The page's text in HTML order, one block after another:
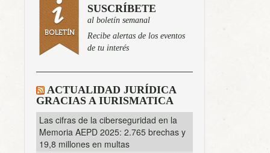
SUSCRÍBETE
al boletín semanal
Recibe alertas de los eventos
de tu interés
ACTUALIDAD JURÍDICA
GRACIAS A IURISMATICA
Las cifras de la ciberseguridad en la
Memoria AEPD 2025: 2.765 brechas y
19,8 millones en multas